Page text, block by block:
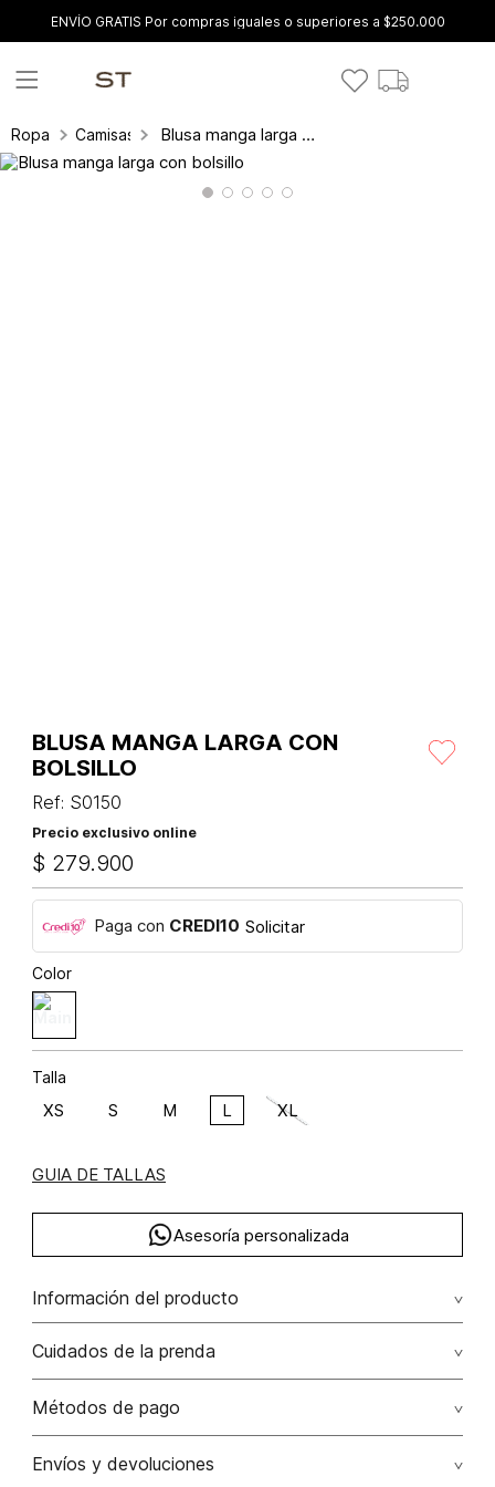
ENVÍO GRATIS Por compras iguales o superiores a $250.000
Ropa Camisas y blusas Blusa manga larga con bolsillo
BLUSA MANGA LARGA CON
BOLSILLO
Ref: S0150
Precio exclusivo online
$ 279.900
Paga con CREDI10 Solicitar
Color
Talla
XS S M L XL
GUIA DE TALLAS
Asesoría personalizada
Información del producto
Blusa manga larga con bolsillo poliéster 100% 100.00%
poliéster/polyester
Cuidados de la prenda
No dejar en remojo /lavar por separado / no utilizar
Métodos de pago
Tarjetas de crédito: Visa, Dinners, Master Card y American
Envíos y devoluciones